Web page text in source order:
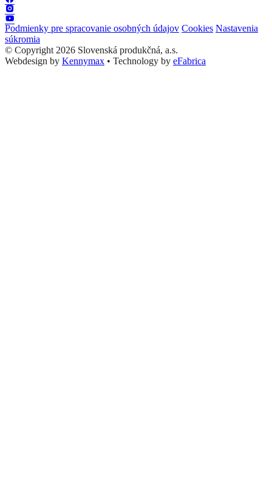
Podmienky pre spracovanie osobných údajov Cookies Nastavenia
súkromia
© Copyright 2026 Slovenská produkčná, a.s.
Webdesign by Kennymax • Technology by eFabrica